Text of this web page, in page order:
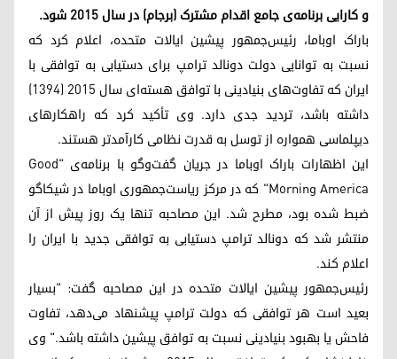
و کارایی برنامه‌ی جامع اقدام مشترک (برجام) در سال ۲۰۱۵ شود.
باراک اوباما، رئیس‌جمهور پیشین ایالات متحده، اعلام کرد که
نسبت به توانایی دولت دونالد ترامپ برای دستیابی به توافقی با
ایران که تفاوت‌های بنیادینی با توافق هسته‌ای سال ۲۰۱۵ (۱۳۹۴)
داشته باشد، تردید جدی دارد. وی تأکید کرد که راهکارهای
دیپلماسی همواره از توسل به قدرت نظامی کارآمدتر هستند.
این اظهارات باراک اوباما در جریان گفت‌وگو با برنامه‌ی "Good
Morning America" که در مرکز ریاست‌جمهوری اوباما در شیکاگو
ضبط شده بود، مطرح شد. این مصاحبه تنها یک روز پیش از آن
منتشر شد که دونالد ترامپ دستیابی به توافقی جدید با ایران را
اعلام کند.
رئیس‌جمهور پیشین ایالات متحده در این مصاحبه گفت: "بسیار
بعید است هر توافقی که دولت ترامپ پیشنهاد می‌دهد، تفاوت
فاحش یا بهبود بنیادینی نسبت به توافق پیشین داشته باشد." وی